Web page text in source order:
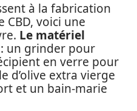
à la fabrication
voici une
Le matériel
un grinder pour
en verre pour
d’olive extra vierge
et un bain-marie